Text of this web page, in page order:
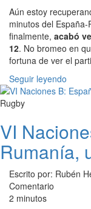
Aún estoy
minutos del
finalmente, acabó
12. No bromeo en
fortuna de ver el
Seguir leyendo
Rugby
VI
Rumanía,
Escrito por: Rubén
Comentario
2 minutos